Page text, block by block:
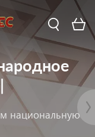
национальную